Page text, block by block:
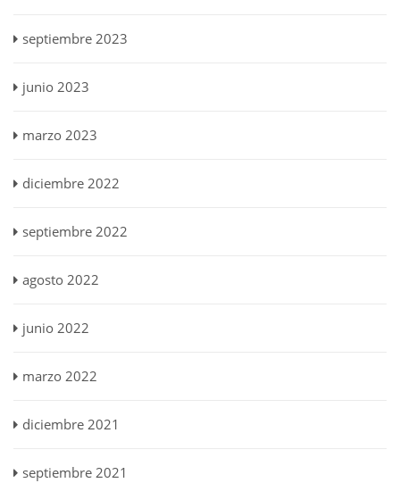
septiembre 2023
junio 2023
marzo 2023
diciembre 2022
septiembre 2022
agosto 2022
junio 2022
marzo 2022
diciembre 2021
septiembre 2021